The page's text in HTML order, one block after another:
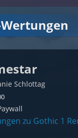
Schlottag
zu Gothic 1